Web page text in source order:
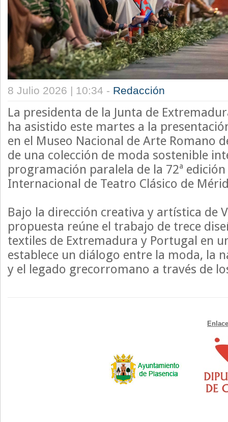
8 Julio 2026 | 10:34 - Redacción
La presidenta de la Junta de
ha asistido este martes a la
en el Museo Nacional de Arte Romano
de una colección de moda sostenible
programación paralela de la 72ª
Internacional de Teatro Clásico de
Bajo la dirección creativa y artística de
propuesta reúne el trabajo de trece
textiles de Extremadura y Portugal en
establece un diálogo entre la moda, la
y el legado grecorromano a través de